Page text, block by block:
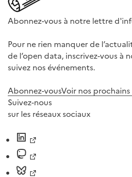
Abonnez-vous à notre lettre
Pour ne rien manquer de
de l’open data, inscrivez-vous à
suivez nos événements.
Abonnez-vousVoir nos
Suivez-nous
sur les réseaux sociaux